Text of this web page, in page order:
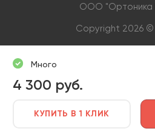
OOO
Copyright 2026
Много
4 300 руб.
КУПИТЬ В 1 КЛИК